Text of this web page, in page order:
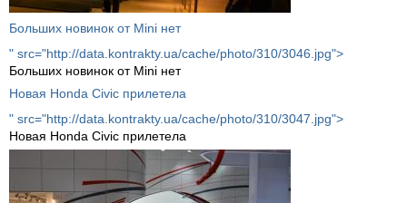
Больших новинок от Mini нет
" src="http://data.kontrakty.ua/cache/photo/310/3046.jpg">
Больших новинок от Mini нет
Новая Honda Civic прилетела
" src="http://data.kontrakty.ua/cache/photo/310/3047.jpg">
Новая Honda Civic прилетела